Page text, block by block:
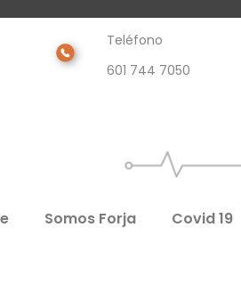
Teléfono
601 744 7050
Somos Forja Covid 19